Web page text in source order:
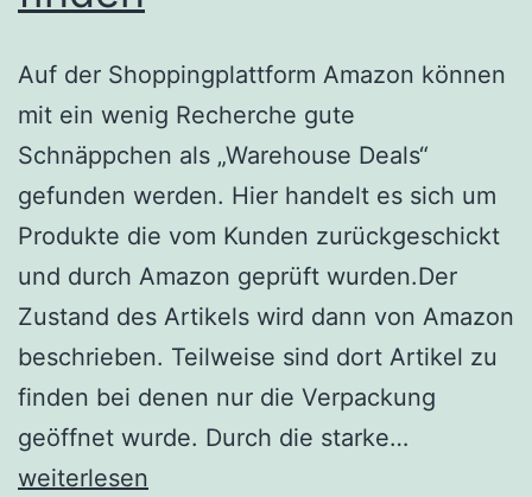
Auf der Shoppingplattform Amazon können
mit ein wenig Recherche gute
Schnäppchen als „Warehouse Deals“
gefunden werden. Hier handelt es sich um
Produkte die vom Kunden zurückgeschickt
und durch Amazon geprüft wurden.Der
Zustand des Artikels wird dann von Amazon
beschrieben. Teilweise sind dort Artikel zu
finden bei denen nur die Verpackung
geöffnet wurde. Durch die starke…
weiterlesen